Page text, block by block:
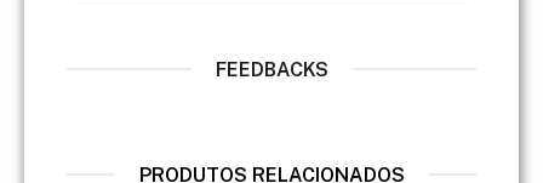
FEEDBACKS
PRODUTOS RELACIONADOS